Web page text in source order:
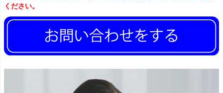
ください。